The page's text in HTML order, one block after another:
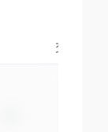
交易产品